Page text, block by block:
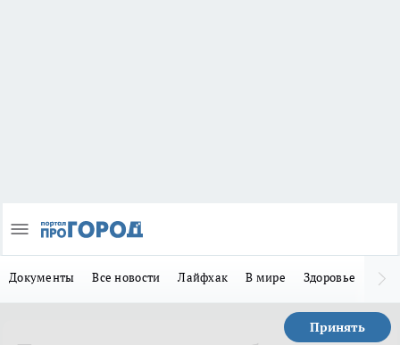
Документы Все новости Лайфхак В мире Здоровье
Принять